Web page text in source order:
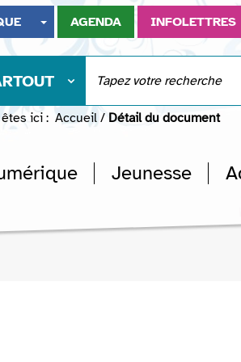
AGENDA INFOLETTRES
ici : Accueil / Détail du document
Jeunesse